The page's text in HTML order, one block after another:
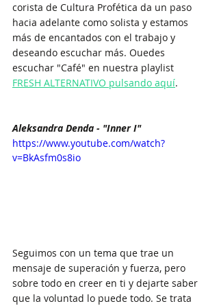
corista de Cultura Profética da un paso
hacia adelante como solista y estamos
más de encantados con el trabajo y
deseando escuchar más. Ouedes
escuchar "Café" en nuestra playlist
FRESH ALTERNATIVO pulsando aquí.
Aleksandra Denda - "Inner I"
https://www.youtube.com/watch?
v=BkAsfm0s8io
Seguimos con un tema que trae un
mensaje de superación y fuerza, pero
sobre todo en creer en ti y dejarte saber
que la voluntad lo puede todo. Se trata